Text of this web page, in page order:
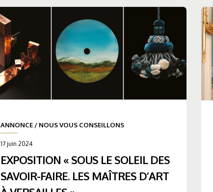
ANNONCE/ NOUS VOUS CONSEILLONS
17 juin 2024
EXPOSITION « SOUS LE SOLEIL DES
SAVOIR-FAIRE. LES MAÎTRES D’ART